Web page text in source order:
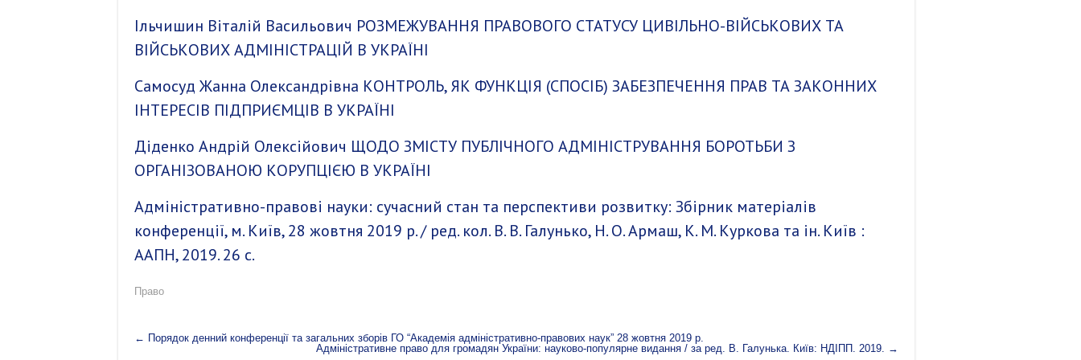
Ільчишин Віталій Васильович РОЗМЕЖУВАННЯ ПРАВОВОГО СТАТУСУ ЦИВІЛЬНО-ВІЙСЬКОВИХ ТА
ВІЙСЬКОВИХ АДМІНІСТРАЦІЙ В УКРАЇНІ
Самосуд Жанна Олександрівна КОНТРОЛЬ, ЯК ФУНКЦІЯ (СПОСІБ) ЗАБЕЗПЕЧЕННЯ ПРАВ ТА ЗАКОННИХ
ІНТЕРЕСІВ ПІДПРИЄМЦІВ В УКРАЇНІ
Діденко Андрій Олексійович ЩОДО ЗМІСТУ ПУБЛІЧНОГО АДМІНІСТРУВАННЯ БОРОТЬБИ З
ОРГАНІЗОВАНОЮ КОРУПЦІЄЮ В УКРАЇНІ
Адміністративно-правові науки: сучасний стан та перспективи розвитку: Збірник матеріалів
конференції, м. Київ, 28 жовтня 2019 р. / ред. кол. В. В. Галунько, Н. О. Армаш, К. М. Куркова та ін. Київ :
ААПН, 2019. 26 с.
Право
← Порядок денний конференції та загальних зборів ГО “Академія адміністративно-правових наук” 28 жовтня 2019 р.
Адміністративне право для громадян України: науково-популярне видання / за ред. В. Галунька. Київ: НДІПП. 2019. →